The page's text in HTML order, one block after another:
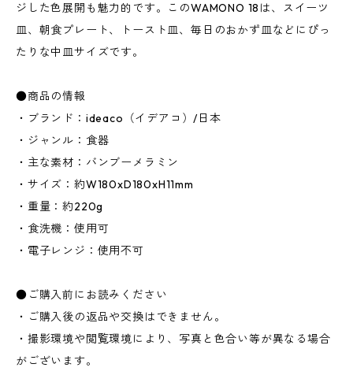
ジした色展開も魅力的です。このWAMONO 18は、スイーツ
皿、朝食プレート、トースト皿、毎日のおかず皿などにぴっ
たりな中皿サイズです。
●商品の情報
・ブランド：ideaco（イデアコ）/日本
・ジャンル：食器
・主な素材：バンブーメラミン
・サイズ：約W180xD180xH11mm
・重量：約220g
・食洗機：使用可
・電子レンジ：使用不可
●ご購入前にお読みください
・ご購入後の返品や交換はできません。
・撮影環境や閲覧環境により、写真と色合い等が異なる場合
がございます。